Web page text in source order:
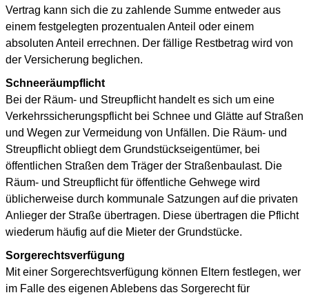
Vertrag kann sich die zu zahlende Summe entweder aus
einem festgelegten prozentualen Anteil oder einem
absoluten Anteil errechnen. Der fällige Restbetrag wird von
der Versicherung beglichen.
Schneeräumpflicht
Bei der Räum- und Streupflicht handelt es sich um eine
Verkehrssicherungspflicht bei Schnee und Glätte auf Straßen
und Wegen zur Vermeidung von Unfällen. Die Räum- und
Streupflicht obliegt dem Grundstückseigentümer, bei
öffentlichen Straßen dem Träger der Straßenbaulast. Die
Räum- und Streupflicht für öffentliche Gehwege wird
üblicherweise durch kommunale Satzungen auf die privaten
Anlieger der Straße übertragen. Diese übertragen die Pflicht
wiederum häufig auf die Mieter der Grundstücke.
Sorgerechtsverfügung
Mit einer Sorgerechtsverfügung können Eltern festlegen, wer
im Falle des eigenen Ablebens das Sorgerecht für